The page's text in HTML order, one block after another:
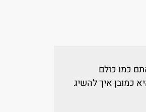
כמו כולם
כמובן איך להשיג